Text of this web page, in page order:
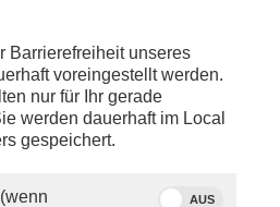
Barrierefreiheit unseres
voreingestellt werden.
nur für Ihr gerade
werden dauerhaft im Local
gespeichert.
AUS